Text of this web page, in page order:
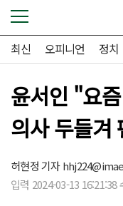
최신 오피니언 정치
윤서인 "요
의사 두들겨
허현정 기자
입력 2024-03-13 16:21:38